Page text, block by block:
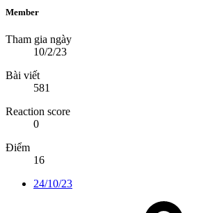
Member
Tham gia ngày
10/2/23
Bài viết
581
Reaction score
0
Điểm
16
24/10/23